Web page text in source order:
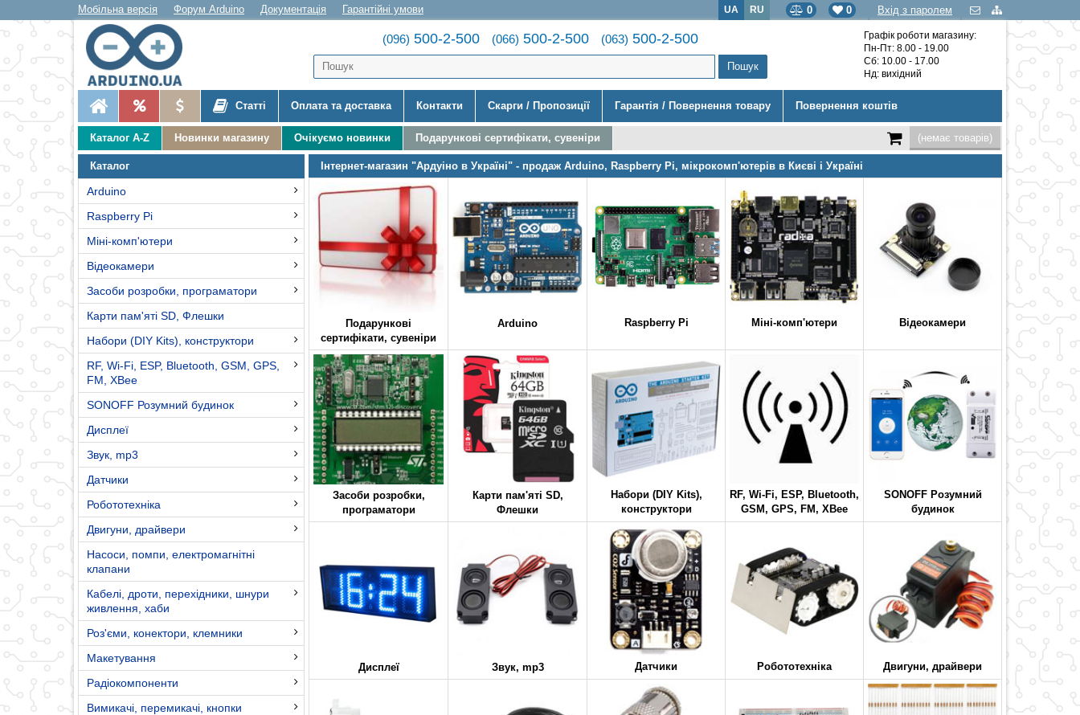
Мобільна версія Форум Arduino Документація Гарантійні умови Вхід з паролем
0
0
UA RU
(096) 500-2-500 (066) 500-2-500 (063) 500-2-500
Графік роботи магазину:
Пн-Пт: 8.00 - 19.00
Сб: 10.00 - 17.00
Нд: вихідний
Статті Оплата та доставка Контакти Скарги / Пропозиції Гарантія / Повернення товару Повернення коштів
Каталог A-Z Новинки магазину Очікуємо новинки Подарункові сертифікати, сувеніри (немає товарів)
Каталог
Arduino
Raspberry Pi
Міні-комп'ютери
Відеокамери
Засоби розробки, програматори
Карти пам'яті SD, Флешки
Набори (DIY Kits), конструктори
RF, Wi-Fi, ESP, Bluetooth, GSM, GPS,
FM, XBee
SONOFF Розумний будинок
Дисплеї
Звук, mp3
Датчики
Робототехніка
Двигуни, драйвери
Насоси, помпи, електромагнітні
клапани
Кабелі, дроти, перехідники, шнури
живлення, хаби
Роз'єми, конектори, клемники
Макетування
Радіокомпоненти
Вимикачі, перемикачі, кнопки
Інтернет-магазин "Ардуіно в Україні" - продаж Arduino, Raspberry Pi, мікрокомп'ютерів в Києві і Україні
Подарункові
сертифікати, сувеніри
Arduino Raspberry Pi Міні-комп'ютери Відеокамери
Засоби розробки,
програматори
Карти пам'яті SD,
Флешки
Набори (DIY Kits),
конструктори
RF, Wi-Fi, ESP, Bluetooth,
GSM, GPS, FM, XBee
SONOFF Розумний
будинок
Дисплеї Звук, mp3 Датчики Робототехніка Двигуни, драйвери